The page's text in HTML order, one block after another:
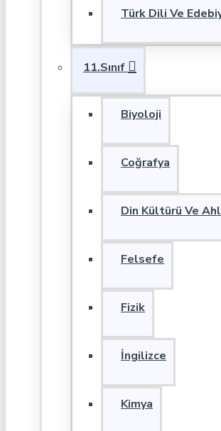
Türk Dili Ve
11.Sınıf
Biyoloji
Coğrafya
Din Kültürü Ve
Felsefe
Fizik
İngilizce
Kimya